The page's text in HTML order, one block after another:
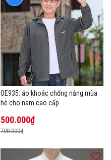
OE935: áo khoác chống nắng mùa
hè cho nam cao cấp
500.000₫
700.000₫